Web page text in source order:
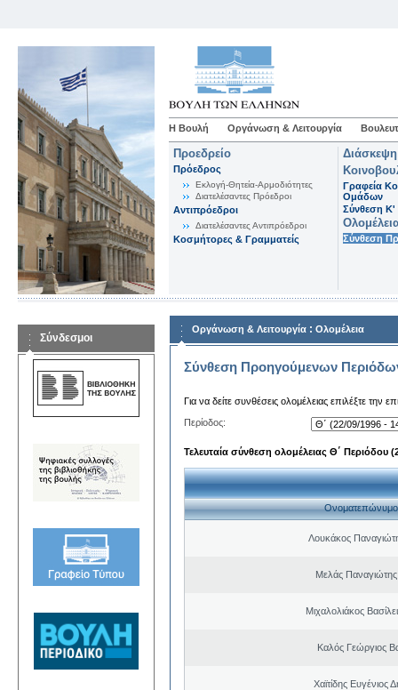
Η Βουλή Οργάνωση & Λειτουργία
Προεδρείο
Πρόεδρος
Εκλογή-Θητεία-Αρμοδιότητες
Διατελέσαντες Πρόεδροι
Αντιπρόεδροι
Διατελέσαντες Αντιπρόεδροι
Κοσμήτορες & Γραμματείς
Γραφεία
Ομάδων
Σύνθεση K'
Σύνθεση
Σύνδεσμοι
Οργάνωση & Λειτουργία : Ολομέλεια
Σύνθεση Προηγούμενων
Για να δείτε συνθέσεις ολομέλειας επιλέξτε την
Περίοδος:
Τελευταία σύνθεση ολομέλειας Θ΄ Περιόδου
Ονοματεπώνυμο
Λουκάκος
Μελάς
Μιχαλολιάκος
Καλός Γεώργιος
Χαϊτίδης Ευγένιος